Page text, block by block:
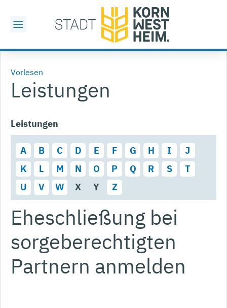
Vorlesen
Leistungen
Leistungen
A B C D E F G H I
J
K
L M N O P Q R S
T
U
V W X Y Z
Eheschließung bei
sorgeberechtigten
Partnern anmelden